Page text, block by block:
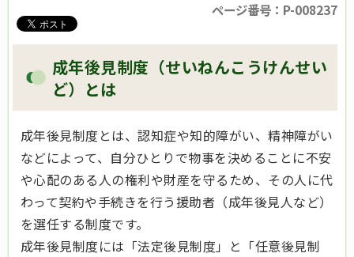
ページ番号：P-008237
成年後見制度（せいねんこうけんせい
ど）とは
成年後見制度とは、認知症や知的障がい、精神障がい
などによって、自分ひとりで物事を決めることに不安
や心配のある人の権利や財産を守るため、その人に代
わって契約や手続きを行う援助者（成年後見人など）
を選任する制度です。
成年後見制度には「法定後見制度」と「任意後見制